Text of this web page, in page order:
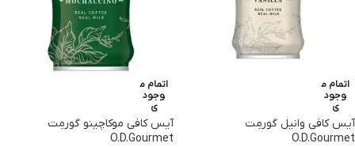
اتمام م
وجود
ی
آیس کافی وانیل گورمِت
O.D.Gourmet
اتمام م
وجود
ی
آیس کافی موکاچینو گورمِت
O.D.Gourmet